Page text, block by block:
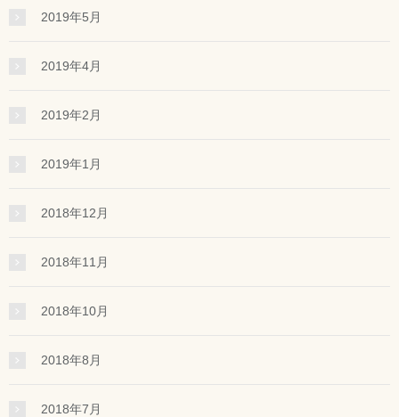
2019年5月
2019年4月
2019年2月
2019年1月
2018年12月
2018年11月
2018年10月
2018年8月
2018年7月